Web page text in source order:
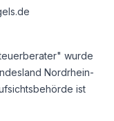
wurde
Nordrhein-
ist